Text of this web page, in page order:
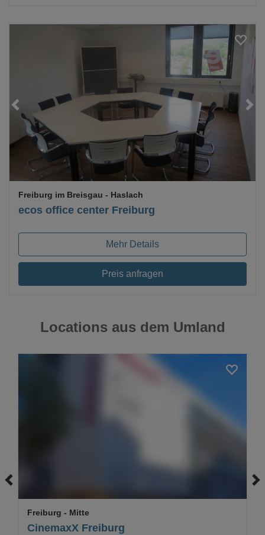
Loading...
ecos office center Freiburg
Freiburg im Breisgau - Haslach
Mehr Details
Preis anfragen
Locations aus dem Umland
CinemaxX Freiburg
Freiburg - Mitte